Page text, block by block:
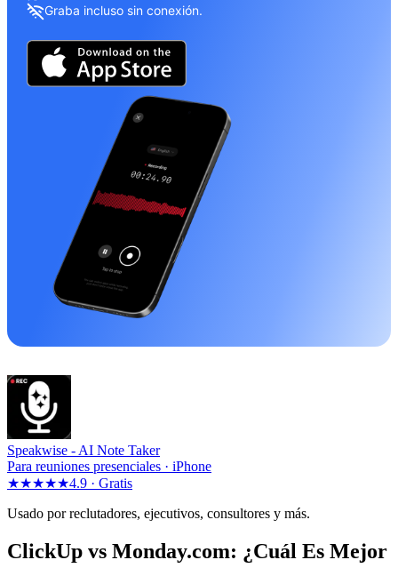
Graba incluso sin conexión.
Speakwise - AI Note Taker
Para reuniones presenciales · iPhone
★★★★★4.9 · Gratis
Usado por reclutadores, ejecutivos, consultores y más.
ClickUp vs Monday.com: ¿Cuál Es Mejor